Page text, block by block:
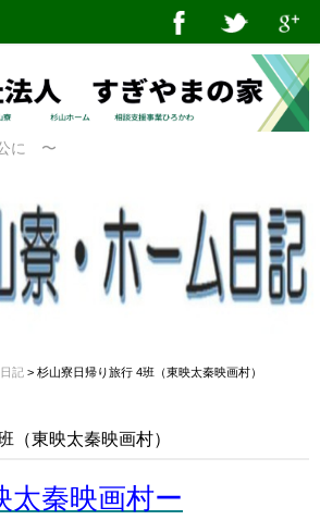
公に 〜
記 > 杉山寮日帰り旅行 4班（東映太秦映画村）
（東映太秦映画村）
太秦映画村ー